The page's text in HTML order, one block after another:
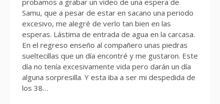
probamos a grabar un vídeo de una espera de
Samu, que a pesar de estar en sacano una periodo
excesivo, me alegré de verlo tan bien en las
esperas. Lástima de entrada de agua en la carcasa.
En el regreso enseño al compañero unas piedras
sueltecillas que un día encontré y me gustaron. Este
día no tenía excesivamente vida pero darán un día
alguna sorpresilla. Y esta iba a ser mi despedida de
los 38…